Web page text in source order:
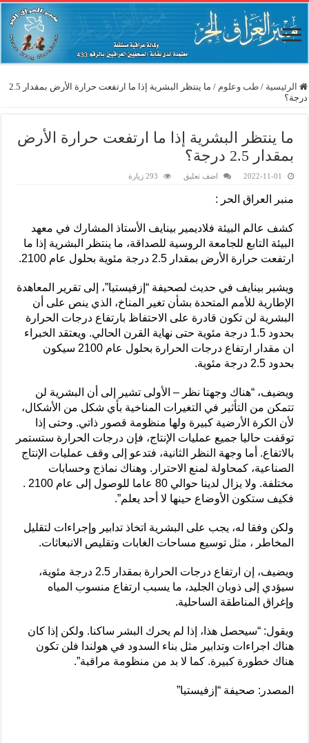
الرئيسية / طب وعلوم /
ما ينتظر البشرية إذا ما ارتفعت حرارة الأرض بمقدار 2.5
درجة؟
ما ينتظر البشرية إذا ما ارتفعت حرارة الأرض
بمقدار 2.5 درجة؟
2022-11-01 اضف تعليق 293 زيارة
منبر العراق الحر :
كشف عالم البيئة فلاديمير بينايف الأستاذ المشارك في معهد
البيئة التابع للجامعة الروسية للصداقة، ما ينتظر البشرية إذا ما
ارتفعت حرارة الأرض بمقدار 2.5 درجة مئوية بحلول عام 2100.
ويشير بينايف في حديث لصحيفة “إزفيستيا”، إلى تقرير المعاهدة
الإطارية للأمم المتحدة بشأن تغير المناخ، الذي ينص على أن
البشرية لن تكون قادرة على الاحتفاظ بارتفاع درجات الحرارة
بحدود 1.5 درجة مئوية حتى نهاية القرن الحالي. ويعتقد الخبراء
ان مقدار ارتفاع درجات الحرارة بحلول عام 2100 سيكون
بحدود 2.5 درجة مئوية.
ويضيف، “هناك وجهتا نظر – الأولى تشير إلى أن البشرية لن
تتمكن من التأثير في التغيرات المناخية بأي شكل من الأشكال،
لأن الكرة الأرضية كبيرة ولها منظومة قصور ذاتي. وحتى إذا
توقفت حاليا جميع عمليات الإنتاج، فإن درجات الحرارة ستستمر
بالاتفاع. أما وجهة النظر الثانية، فتدعو إلى وقف عمليات الإنتاج
الصناعية، كمحاولة لمنع الاحترار. وهناك نماذج وحسابات
مختلفة. ولا يزال لدينا حوالي 80 عاما للوصول إلى عام 2100 .
فكيف ستكون الأوضاع حينها لا أحد يعلم”.
ولكن وفقا له، يجب على البشرية اتخاذ تدابير وإجراءات لتقليل
المخاطر ، مثل توسيع مساحات الغابات وتقليص الانبعاثات.
ويضيف، إن ارتفاع درجات الحرارة بمقدار 2.5 درجة مئوية،
سيؤدي إلى ذوبان الجليد، ما يسبب ارتفاع منسوب المياه
وإغراق المناطقة الساحلية.
ويقول: “سيحصل هذا، إذا لم يحرك البشر ساكنا. ولكن إذا كان
هناك اجراءات وتدابير مثل بناء السدود في هولندا فلن تكون
هناك خطورة كبيرة. كما لا بد من منظومة مراقبة”.
المصدر: صحيفة “إزفيستيا”